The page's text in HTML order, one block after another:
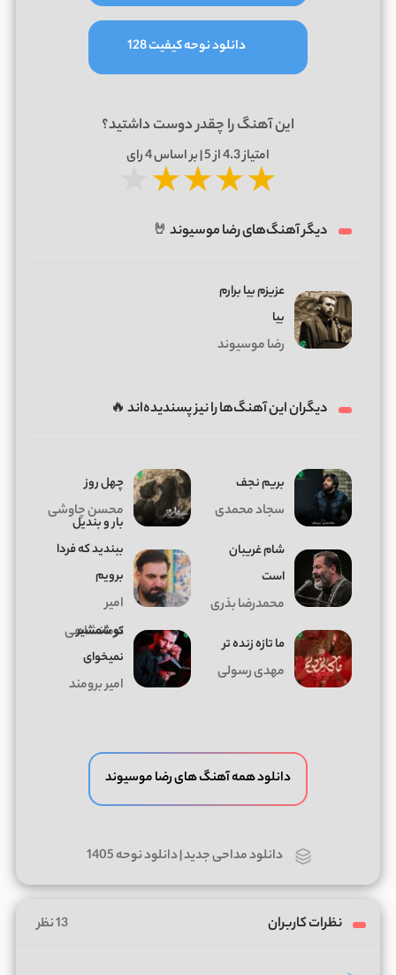
دانلود نوحه کیفیت 128
این آهنگ را چقدر دوست داشتید؟
امتیاز4.3از 5 | بر اساس 4رای
★★★★
دیگر آهنگ‌های رضا موسیوند 🤘
عزیزم بیا برارم
بیا
رضا موسیوند
دیگران این آهنگ‌ها را نیز پسندیده‌اند 🔥
بریم نجف
سجاد محمدی
چهل روز
محسن چاوشی
شام غریبان
است
محمدرضا بذری
بار و بندیل
ببندید که فردا
برویم
امیر
کرمانشاهی
ما تازه زنده تر
مهدی رسولی
تو شمشیر
نمیخوای
امیر برومند
دانلود همه آهنگ های رضا موسیوند
دانلود مداحی جدید | دانلود نوحه 1405
نظرات کاربران 13 نظر